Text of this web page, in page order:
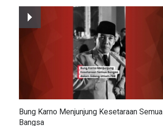
Bung Karno Menjunjung Kesetaraan Semua
Bangsa